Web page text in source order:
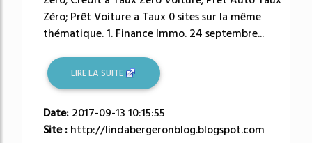
Zéro; Prêt Voiture a Taux 0 sites sur la même
thématique. 1. Finance Immo. 24 septembre...
LIRE LA SUITE
Date: 2017-09-13 10:15:55
Site : http://lindabergeronblog.blogspot.com